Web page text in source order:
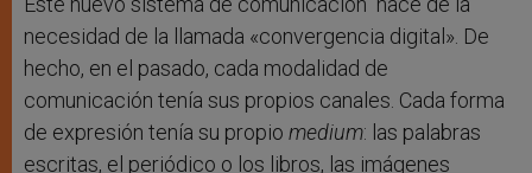
necesidad de la llamada «convergencia digital». De
hecho, en el pasado, cada modalidad de
comunicación tenía sus propios canales. Cada forma
de expresión tenía su propio medium: las palabras
escritas, el periódico o los libros, las imágenes